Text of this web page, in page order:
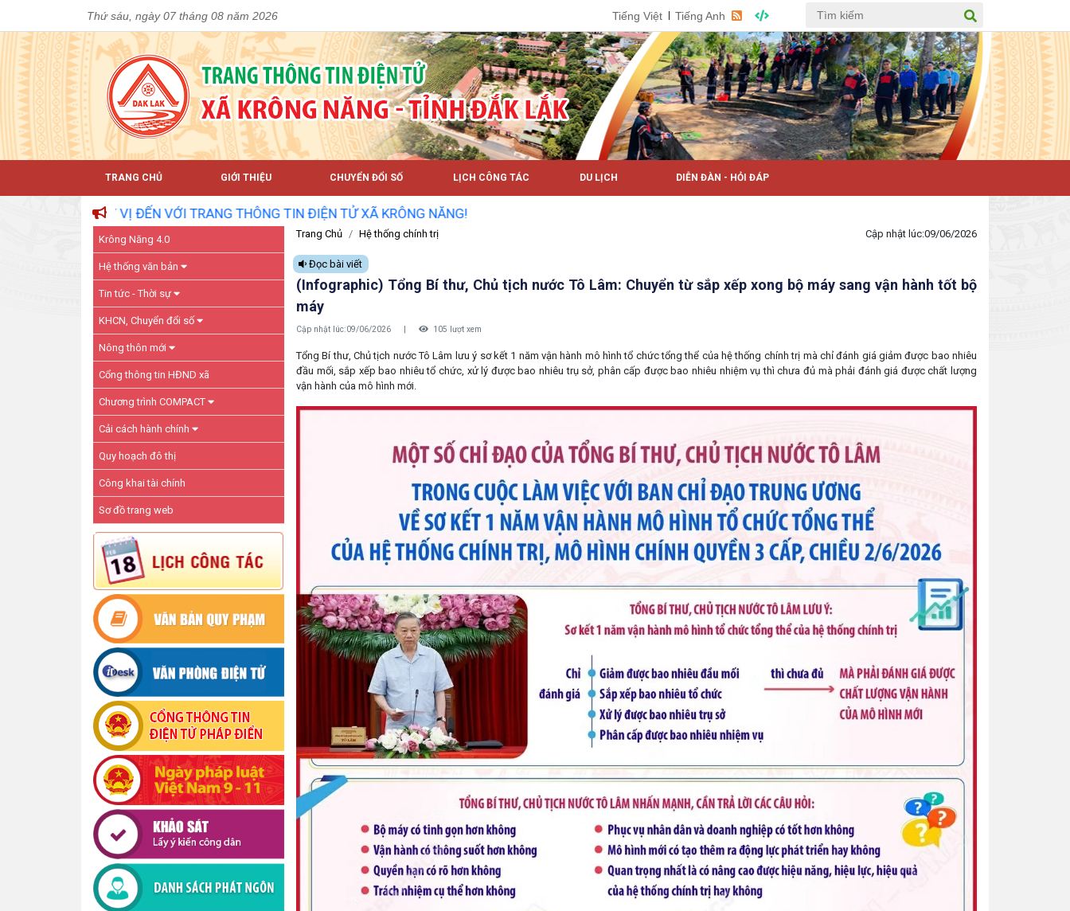
Thứ sáu, ngày 07 tháng 08 năm 2026 Tiếng Việt Tiếng Anh
TRANG CHỦ GIỚI THIỆU CHUYỂN ĐỔI SỐ LỊCH CÔNG TÁC DU LỊCH DIỄN ĐÀN - HỎI ĐÁP
VỊ ĐẾN VỚI TRANG THÔNG TIN ĐIỆN TỬ XÃ KRÔNG NĂNG!
Krông Năng 4.0
Hệ thống văn bản
Tin tức - Thời sự
KHCN, Chuyển đổi số
Nông thôn mới
Cổng thông tin HĐND xã
Chương trình COMPACT
Cải cách hành chính
Quy hoạch đô thị
Công khai tài chính
Sơ đồ trang web
Trang Chủ Hệ thống chính trị Cập nhật lúc:09/06/2026
Đọc bài viết
(Infographic) Tổng Bí thư, Chủ tịch nước Tô Lâm: Chuyển từ sắp xếp xong bộ máy sang vận hành tốt bộ
máy
Cập nhật lúc:09/06/2026 105 lượt xem
Tổng Bí thư, Chủ tịch nước Tô Lâm lưu ý sơ kết 1 năm vận hành mô hình tổ chức tổng thể của hệ thống chính trị mà chỉ đánh giá giảm được bao nhiêu
đầu mối, sắp xếp bao nhiêu tổ chức, xử lý được bao nhiêu trụ sở, phân cấp được bao nhiêu nhiệm vụ thì chưa đủ mà phải đánh giá được chất lượng
vận hành của mô hình mới.